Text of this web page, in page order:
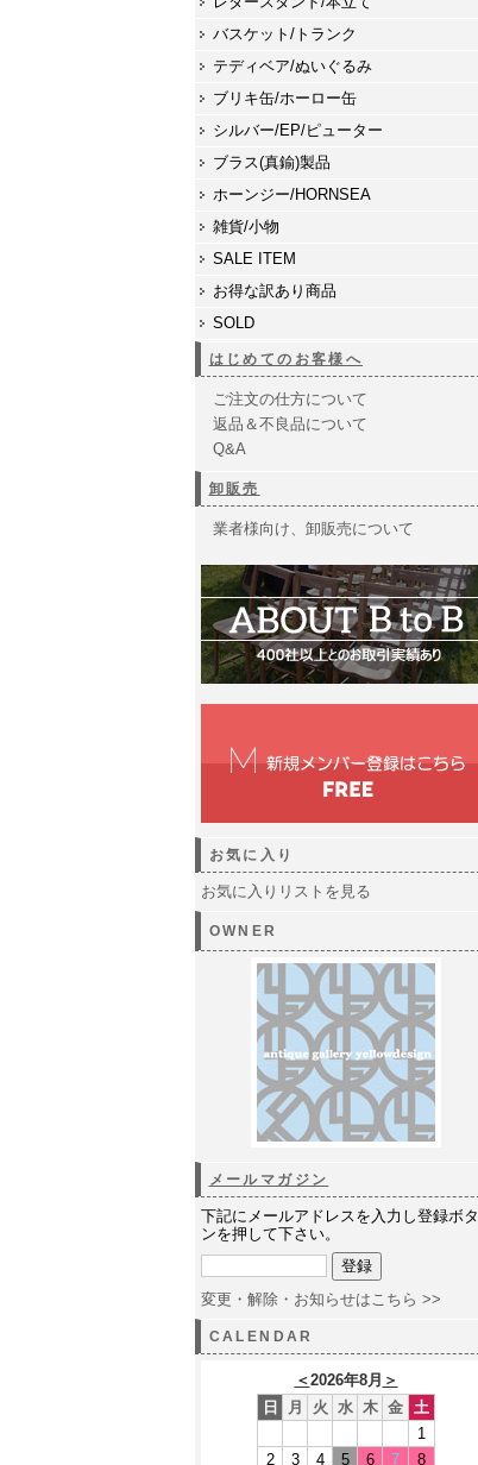
バスケット/トランク
テディベア/ぬいぐるみ
ブリキ缶/ホーロー缶
シルバー/EP/ピューター
ブラス(真鍮)製品
ホーンジー/HORNSEA
雑貨/小物
SALE ITEM
お得な訳あり商品
SOLD
はじめてのお客様へ
ご注文の仕方について
返品＆不良品について
Q&A
卸販売
業者様向け、卸販売について
お気に入り
お気に入りリストを見る
OWNER
メールマガジン
下記にメールアドレスを入力し登録ボタ
ンを押して下さい。
変更・解除・お知らせはこちら >>
CALENDAR
＜2026年8月 ＞
日
月 火 水 木 金 土
1
2
3 4 5 6 7
8